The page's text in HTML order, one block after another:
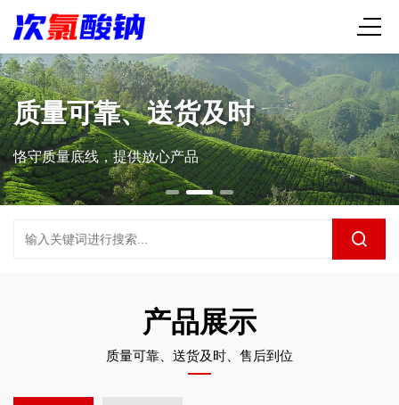
质量可靠、送货及时
恪守质量底线，提供放心产品
产品展示
质量可靠、送货及时、售后到位